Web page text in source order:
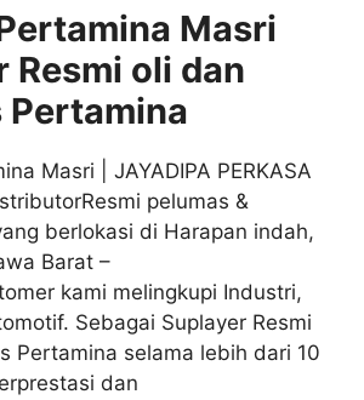
Masri
Resmi oli dan
Pertamina
Masri | JAYADIPA PERKASA
pelumas &
berlokasi di Harapan indah,
Barat –
kami melingkupi Industri,
Sebagai Suplayer Resmi
Pertamina selama lebih dari 10
dan